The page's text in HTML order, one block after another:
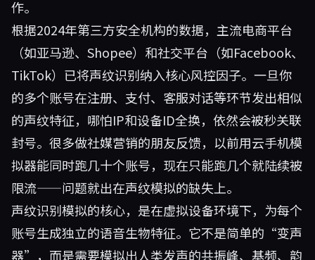
作。
根据2024年第三方安全机构的数据，主流电商平台
（如亚马逊、Shopee）和社交平台（如Facebook、
TikTok）已将声纹识别纳入核心风控因子。一旦你
的多个账号在注册、支付、客服对话等环节发出相似
的声纹特征，哪怕IP和设备ID全换，依然会被秒关联
封号。很多做社媒营销的朋友反馈，以前用云手机模
拟器能同时跑几十个账号，现在只能跑几个就陆续被
限流——问题就出在声纹模拟的缺失上。
声纹识别模拟的核心，是在虚拟设备环境下，为每个
账号生成独立的语音生物特征。它不是简单的“变声
器”，而是需要模拟出人类发声的共振峰、基频、韵